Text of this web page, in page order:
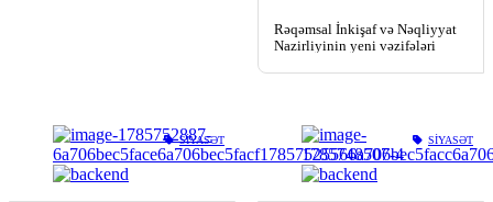
Rəqəmsal İnkişaf və Nəqliyyat
Nazirliyinin yeni vəzifələri
verir ki, Prezident İlham Əliyev
SIYASƏT SIYASƏT